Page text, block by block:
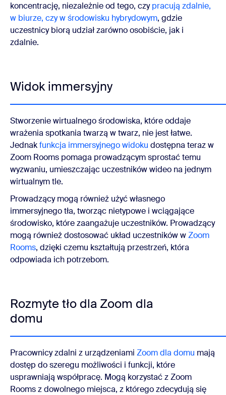
koncentrację, niezależnie od tego, czypracują zdalnie,
w biurze, czy w środowisku hybrydowym, gdzie
uczestnicy biorą udział zarówno osobiście, jak i
zdalnie.
Widok immersyjny
Stworzenie wirtualnego środowiska, które oddaje
wrażenia spotkania twarzą w twarz, nie jest łatwe.
Jednakfunkcja immersyjnego widoku dostępna teraz w
Zoom Rooms pomaga prowadzącym sprostać temu
wyzwaniu, umieszczając uczestników wideo na jednym
wirtualnym tle.
Prowadzący mogą również użyć własnego
immersyjnego tła, tworząc nietypowe i wciągające
środowisko, które zaangażuje uczestników. Prowadzący
mogą również dostosować układ uczestników wZoom
Rooms, dzięki czemu kształtują przestrzeń, która
odpowiada ich potrzebom.
Rozmyte tło dla Zoom dla
domu
Pracownicy zdalni z urządzeniami Zoom dla domu mają
dostęp do szeregu możliwości i funkcji, które
usprawniają współpracę. Mogą korzystać z Zoom
Rooms z dowolnego miejsca, z którego zdecydują się